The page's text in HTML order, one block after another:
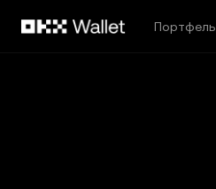
Портфель